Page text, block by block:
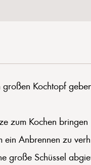
Kochtopf
zum Kochen
ein Anbrennen zu
große Schüssel